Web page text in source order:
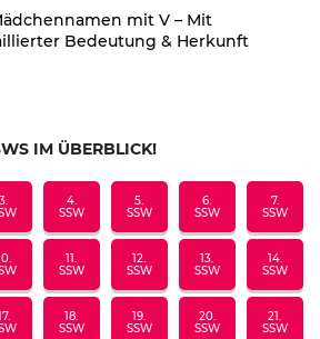
mit V – Mit
Bedeutung & Herkunft
IM ÜBERBLICK!
3.
4.
SSW
5.
SSW
6.
SSW
7.
SSW
11.
SSW
12.
SSW
13.
SSW
14.
SSW
18.
SSW
19.
SSW
20.
SSW
21.
SSW